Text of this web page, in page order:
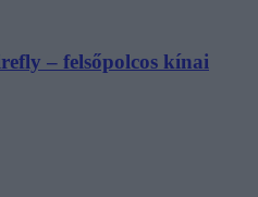
– felsőpolcos kínai